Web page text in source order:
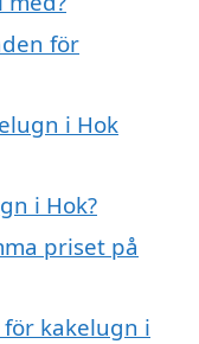
för
i Hok
i Hok?
priset på
kakelugn i